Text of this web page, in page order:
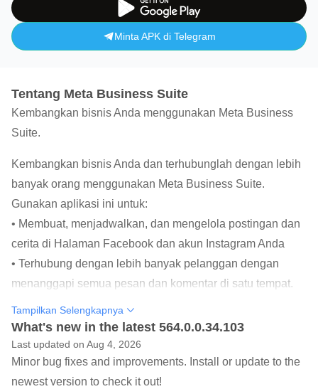
Minta APK di Telegram
Tentang Meta Business Suite
Kembangkan bisnis Anda menggunakan Meta Business
Suite.
Kembangkan bisnis Anda dan terhubunglah dengan lebih
banyak orang menggunakan Meta Business Suite.
Gunakan aplikasi ini untuk:
• Membuat, menjadwalkan, dan mengelola postingan dan
cerita di Halaman Facebook dan akun Instagram Anda
• Terhubung dengan lebih banyak pelanggan dengan
menanggapi semua pesan dan komentar di satu tempat.
menghemat waktu
• Melihat insight tentang cara orang berinteraksi dengan
postingan, cerita, dan iklan Anda agar Anda bisa membuat
konten yang sesuai untuk mereka
Tampilkan Selengkapnya
What's new in the latest 564.0.0.34.103
Last updated on Aug 4, 2026
Minor bug fixes and improvements. Install or update to the
newest version to check it out!